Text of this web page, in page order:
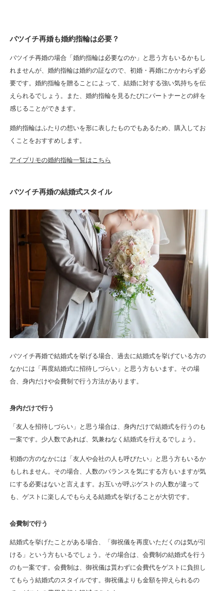
バツイチ再婚も婚約指輪は必要？
バツイチ再婚の場合「婚約指輪は必要なのか」と思う方もいるかもし
れませんが、婚約指輪は婚約の証なので、初婚・再婚にかかわらず必
要です。婚約指輪を贈ることによって、結婚に対する強い気持ちを伝
えられるでしょう。また、婚約指輪を見るたびにパートナーとの絆を
感じることができます。
婚約指輪はふたりの想いを形に表したものでもあるため、購入してお
くことをおすすめします。
アイプリモの婚約指輪一覧はこちら
バツイチ再婚の結婚式スタイル
バツイチ再婚で結婚式を挙げる場合、過去に結婚式を挙げている方の
なかには「再度結婚式に招待しづらい」と思う方もいます。その場
合、身内だけや会費制で行う方法があります。
身内だけで行う
「友人を招待しづらい」と思う場合は、身内だけで結婚式を行うのも
一案です。少人数であれば、気兼ねなく結婚式を行えるでしょう。
初婚の方のなかには「友人や会社の人も呼びたい」と思う方もいるか
もしれません。その場合、人数のバランスを気にする方もいますが気
にする必要はないと言えます。お互いが呼ぶゲストの人数が違って
も、ゲストに楽しんでもらえる結婚式を挙げることが大切です。
会費制で行う
結婚式を挙げたことがある場合、「御祝儀を再度いただくのは気が引
ける」という方もいるでしょう。その場合は、会費制の結婚式を行う
のも一案です。会費制は、御祝儀は貰わずに会費代をゲストに負担し
てもらう結婚式のスタイルです。御祝儀よりも金額を抑えられるの